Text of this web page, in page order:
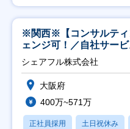
※関西※【コンサルティ
ェンジ可！／自社サー
シェアフル株式会社
大阪府
400万~571万
正社員採用 土日祝休み